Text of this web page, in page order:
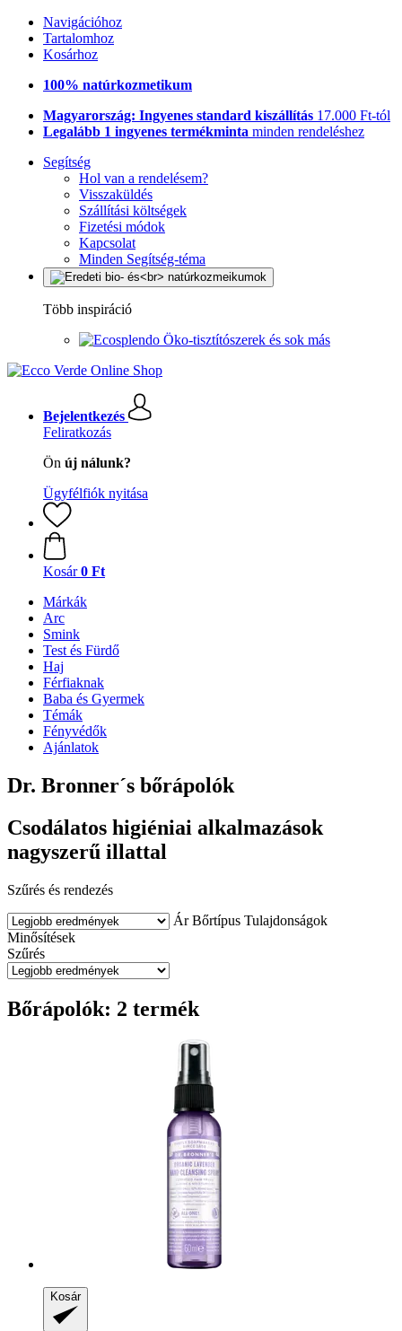
Navigációhoz
Tartalomhoz
Kosárhoz
100% natúrkozmetikum
Magyarország: Ingyenes standard kiszállítás 17.000 Ft-tól
Legalább 1 ingyenes termékminta minden rendeléshez
Segítség
Hol van a rendelésem?
Visszaküldés
Szállítási költségek
Fizetési módok
Kapcsolat
Minden Segítség-téma
Több inspiráció
Öko-tisztítószerek és sok más
Bejelentkezés
Feliratkozás
Ön új nálunk?
Ügyfélfiók nyitása
Kosár 0 Ft
Márkák
Arc
Smink
Test és Fürdő
Haj
Férfiaknak
Baba és Gyermek
Témák
Fényvédők
Ajánlatok
Dr. Bronner´s bőrápolók
Csodálatos higiéniai alkalmazások
nagyszerű illattal
Szűrés és rendezés
Ár Bőrtípus Tulajdonságok
Minősítések
Szűrés
Bőrápolók: 2 termék
Kosár